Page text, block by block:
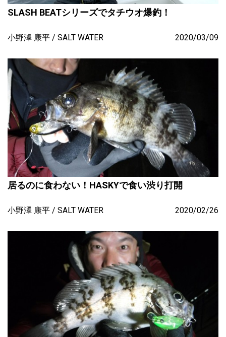
SLASH BEATシリーズでタチウオ爆釣！
小野澤 康平 SALT WATER 2020/03/09
居るのに食わない！HASKYで食い渋り打開
小野澤 康平 SALT WATER 2020/02/26